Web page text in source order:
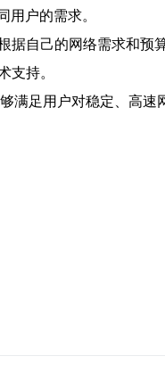
户的需求。
自己的网络需求和
支持。
足用户对稳定、高